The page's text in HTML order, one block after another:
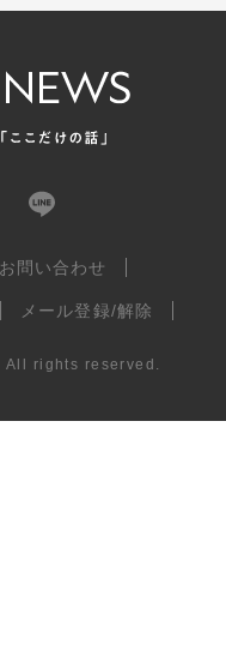
お問い合わせ
メール登録/解除
All rights reserved.